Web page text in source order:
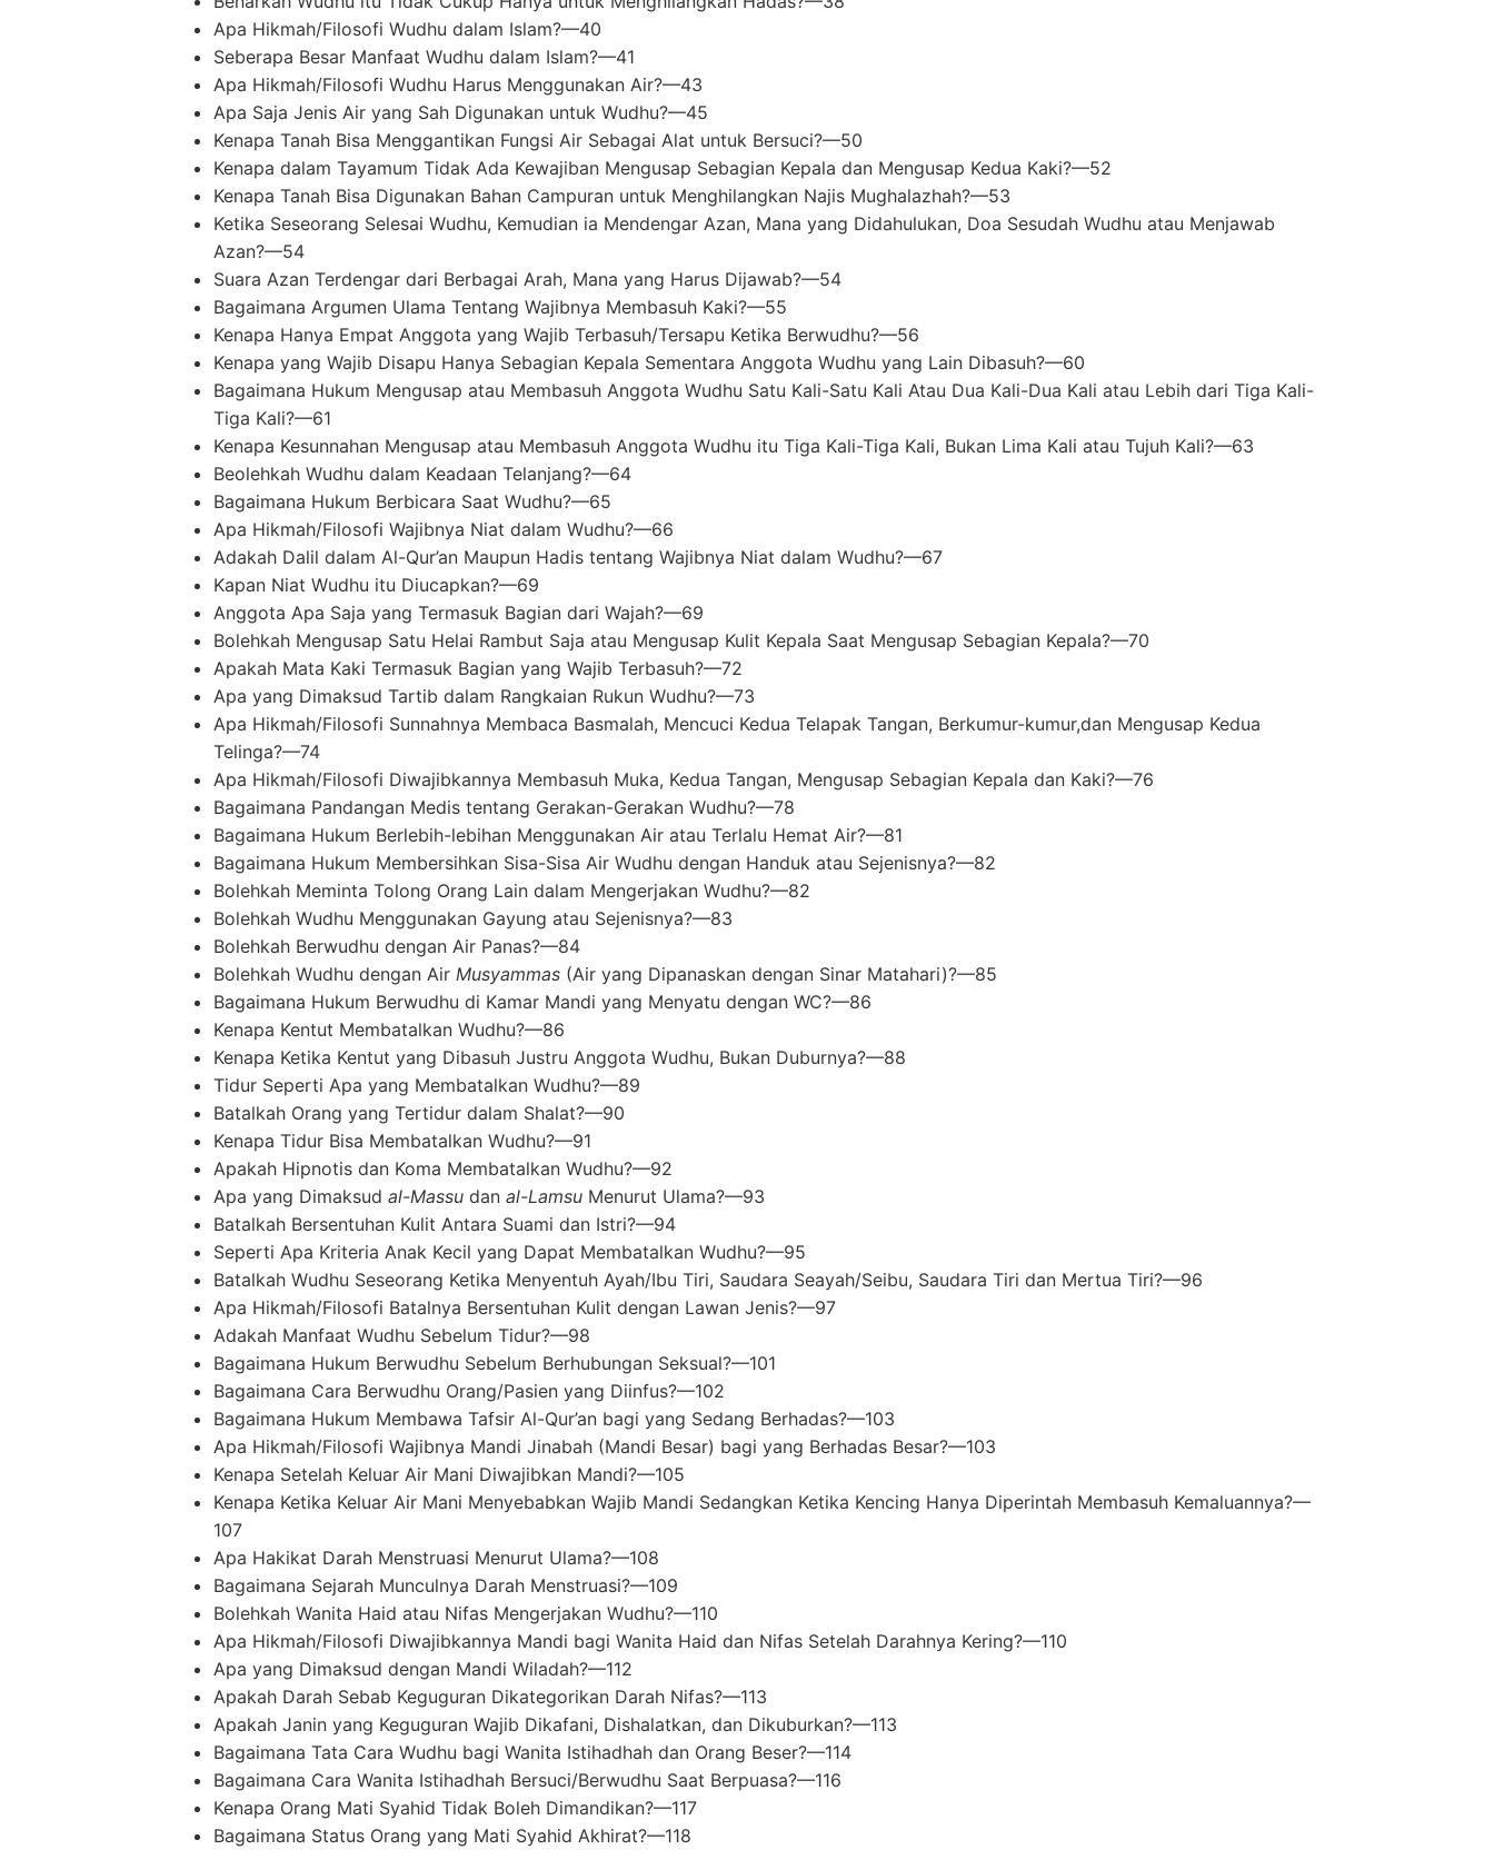
Apa Hikmah/Filosofi Wudhu dalam Islam?—40
Seberapa Besar Manfaat Wudhu dalam Islam?—41
Apa Hikmah/Filosofi Wudhu Harus Menggunakan Air?—43
Apa Saja Jenis Air yang Sah Digunakan untuk Wudhu?—45
Kenapa Tanah Bisa Menggantikan Fungsi Air Sebagai Alat untuk Bersuci?—50
Kenapa dalam Tayamum Tidak Ada Kewajiban Mengusap Sebagian Kepala dan Mengusap Kedua Kaki?—52
Kenapa Tanah Bisa Digunakan Bahan Campuran untuk Menghilangkan Najis Mughalazhah?—53
Ketika Seseorang Selesai Wudhu, Kemudian ia Mendengar Azan, Mana yang Didahulukan, Doa Sesudah Wudhu atau Menjawab
Azan?—54
Suara Azan Terdengar dari Berbagai Arah, Mana yang Harus Dijawab?—54
Bagaimana Argumen Ulama Tentang Wajibnya Membasuh Kaki?—55
Kenapa Hanya Empat Anggota yang Wajib Terbasuh/Tersapu Ketika Berwudhu?—56
Kenapa yang Wajib Disapu Hanya Sebagian Kepala Sementara Anggota Wudhu yang Lain Dibasuh?—60
Bagaimana Hukum Mengusap atau Membasuh Anggota Wudhu Satu Kali-Satu Kali Atau Dua Kali-Dua Kali atau Lebih dari Tiga Kali-
Tiga Kali?—61
Kenapa Kesunnahan Mengusap atau Membasuh Anggota Wudhu itu Tiga Kali-Tiga Kali, Bukan Lima Kali atau Tujuh Kali?—63
Beolehkah Wudhu dalam Keadaan Telanjang?—64
Bagaimana Hukum Berbicara Saat Wudhu?—65
Apa Hikmah/Filosofi Wajibnya Niat dalam Wudhu?—66
Adakah Dalil dalam Al-Qur’an Maupun Hadis tentang Wajibnya Niat dalam Wudhu?—67
Kapan Niat Wudhu itu Diucapkan?—69
Anggota Apa Saja yang Termasuk Bagian dari Wajah?—69
Bolehkah Mengusap Satu Helai Rambut Saja atau Mengusap Kulit Kepala Saat Mengusap Sebagian Kepala?—70
Apakah Mata Kaki Termasuk Bagian yang Wajib Terbasuh?—72
Apa yang Dimaksud Tartib dalam Rangkaian Rukun Wudhu?—73
Apa Hikmah/Filosofi Sunnahnya Membaca Basmalah, Mencuci Kedua Telapak Tangan, Berkumur-kumur,dan Mengusap Kedua
Telinga?—74
Apa Hikmah/Filosofi Diwajibkannya Membasuh Muka, Kedua Tangan, Mengusap Sebagian Kepala dan Kaki?—76
Bagaimana Pandangan Medis tentang Gerakan-Gerakan Wudhu?—78
Bagaimana Hukum Berlebih-lebihan Menggunakan Air atau Terlalu Hemat Air?—81
Bagaimana Hukum Membersihkan Sisa-Sisa Air Wudhu dengan Handuk atau Sejenisnya?—82
Bolehkah Meminta Tolong Orang Lain dalam Mengerjakan Wudhu?—82
Bolehkah Wudhu Menggunakan Gayung atau Sejenisnya?—83
Bolehkah Berwudhu dengan Air Panas?—84
Bolehkah Wudhu dengan Air Musyammas (Air yang Dipanaskan dengan Sinar Matahari)?—85
Bagaimana Hukum Berwudhu di Kamar Mandi yang Menyatu dengan WC?—86
Kenapa Kentut Membatalkan Wudhu?—86
Kenapa Ketika Kentut yang Dibasuh Justru Anggota Wudhu, Bukan Duburnya?—88
Tidur Seperti Apa yang Membatalkan Wudhu?—89
Batalkah Orang yang Tertidur dalam Shalat?—90
Kenapa Tidur Bisa Membatalkan Wudhu?—91
Apakah Hipnotis dan Koma Membatalkan Wudhu?—92
Apa yang Dimaksud al-Massu dan al-Lamsu Menurut Ulama?—93
Batalkah Bersentuhan Kulit Antara Suami dan Istri?—94
Seperti Apa Kriteria Anak Kecil yang Dapat Membatalkan Wudhu?—95
Batalkah Wudhu Seseorang Ketika Menyentuh Ayah/Ibu Tiri, Saudara Seayah/Seibu, Saudara Tiri dan Mertua Tiri?—96
Apa Hikmah/Filosofi Batalnya Bersentuhan Kulit dengan Lawan Jenis?—97
Adakah Manfaat Wudhu Sebelum Tidur?—98
Bagaimana Hukum Berwudhu Sebelum Berhubungan Seksual?—101
Bagaimana Cara Berwudhu Orang/Pasien yang Diinfus?—102
Bagaimana Hukum Membawa Tafsir Al-Qur’an bagi yang Sedang Berhadas?—103
Apa Hikmah/Filosofi Wajibnya Mandi Jinabah (Mandi Besar) bagi yang Berhadas Besar?—103
Kenapa Setelah Keluar Air Mani Diwajibkan Mandi?—105
Kenapa Ketika Keluar Air Mani Menyebabkan Wajib Mandi Sedangkan Ketika Kencing Hanya Diperintah Membasuh Kemaluannya?—
107
Apa Hakikat Darah Menstruasi Menurut Ulama?—108
Bagaimana Sejarah Munculnya Darah Menstruasi?—109
Bolehkah Wanita Haid atau Nifas Mengerjakan Wudhu?—110
Apa Hikmah/Filosofi Diwajibkannya Mandi bagi Wanita Haid dan Nifas Setelah Darahnya Kering?—110
Apa yang Dimaksud dengan Mandi Wiladah?—112
Apakah Darah Sebab Keguguran Dikategorikan Darah Nifas?—113
Apakah Janin yang Keguguran Wajib Dikafani, Dishalatkan, dan Dikuburkan?—113
Bagaimana Tata Cara Wudhu bagi Wanita Istihadhah dan Orang Beser?—114
Bagaimana Cara Wanita Istihadhah Bersuci/Berwudhu Saat Berpuasa?—116
Kenapa Orang Mati Syahid Tidak Boleh Dimandikan?—117
Bagaimana Status Orang yang Mati Syahid Akhirat?—118